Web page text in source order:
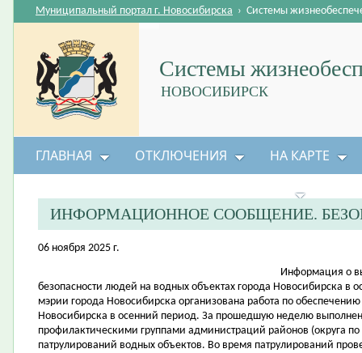
Системы
НОВОСИБИРСК
Муниципальный портал г. Новосибирска › Системы
ГЛАВНАЯ ОТКЛЮЧЕНИЯ НА КАРТЕ
ИНФОРМАЦИОННОЕ СООБЩЕНИЕ.
06 ноября 2025 г.
Информация о
безопасности людей на водных объектах города Новосибирска в
мэрии города Новосибирска организована работа по
Новосибирска в осенний период. За прошедшую неделю
профилактическими группами администраций районов (округа
патрулирований водных объектов. Во время патрулирований